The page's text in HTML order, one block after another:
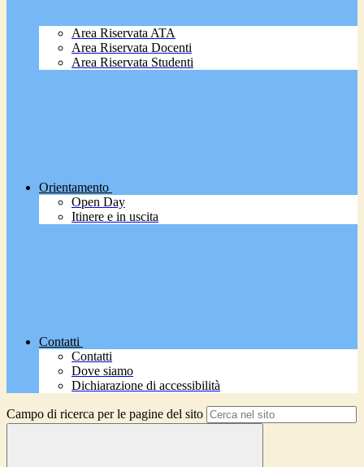
Area Riservata ATA
Area Riservata Docenti
Area Riservata Studenti
Orientamento
Open Day
Itinere e in uscita
Contatti
Contatti
Dove siamo
Dichiarazione di accessibilità
Campo di ricerca per le pagine del sito